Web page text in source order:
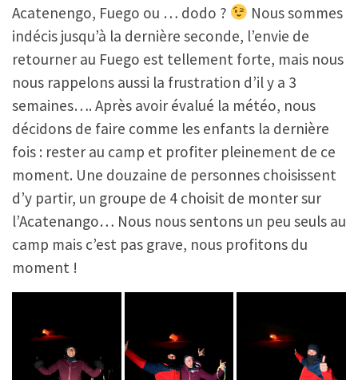
Acatenengo, Fuego ou … dodo ?
Nous sommes
indécis jusqu’à la dernière seconde, l’envie de
retourner au Fuego est tellement forte, mais nous
nous rappelons aussi la frustration d’il y a 3
semaines…. Après avoir évalué la météo, nous
décidons de faire comme les enfants la dernière
fois : rester au camp et profiter pleinement de ce
moment. Une douzaine de personnes choisissent
d’y partir, un groupe de 4 choisit de monter sur
l’Acatenango… Nous nous sentons un peu seuls au
camp mais c’est pas grave, nous profitons du
moment !